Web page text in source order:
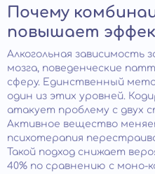
Почему
повышает
Алкогольная зависимость
мозга, поведенческие
сферу. Единственный
один из этих уровней.
атакует проблему с двух
Активное вещество
психотерапия
Такой подход снижает
40% по сравнению с моно-